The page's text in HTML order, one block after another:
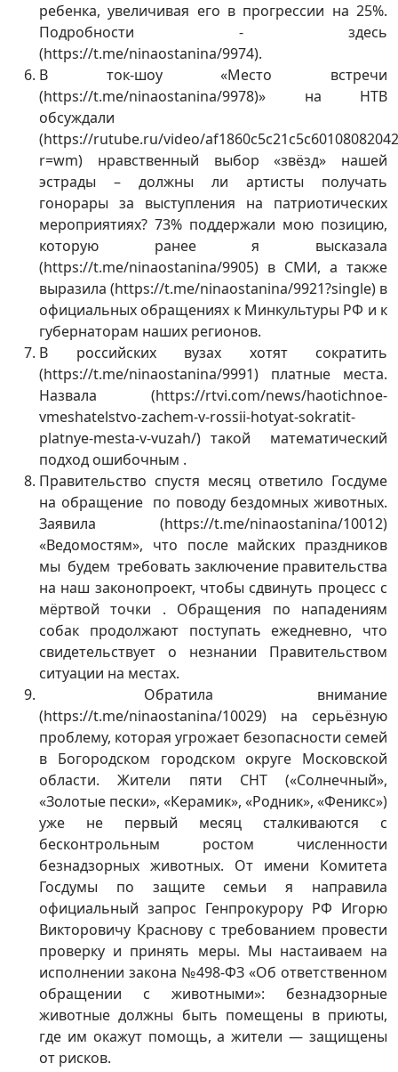
ребенка, увеличивая его в прогрессии на 25%.
Подробности - здесь
(https://t.me/ninaostanina/9974).
В ток-шоу «Место встречи
(https://t.me/ninaostanina/9978)» на НТВ
обсуждали
(https://rutube.ru/video/
r=wm) нравственный выбор «звёзд» нашей
эстрады – должны ли артисты получать
гонорары за выступления на патриотических
мероприятиях? 73% поддержали мою позицию,
которую ранее я высказала
(https://t.me/ninaostanina/9905) в СМИ, а также
выразила (https://t.me/ninaostanina/9921?single) в
официальных обращениях к Минкультуры РФ и к
губернаторам наших регионов.
В российских вузах хотят сократить
(https://t.me/ninaostanina/9991) платные места.
Назвала (https://rtvi.com/news/haotichnoe-
vmeshatelstvo-zachem-v-rossii-hotyat-sokratit-
platnye-mesta-v-vuzah/) такой математический
подход ошибочным .
Правительство спустя месяц ответило Госдуме
на обращение по поводу бездомных животных.
Заявила (https://t.me/ninaostanina/10012)
«Ведомостям», что после майских праздников
мы будем требовать заключение правительства
на наш законопроект, чтобы сдвинуть процесс с
мёртвой точки . Обращения по нападениям
собак продолжают поступать ежедневно, что
свидетельствует о незнании Правительством
ситуации на местах.
Обратила внимание
(https://t.me/ninaostanina/10029) на серьёзную
проблему, которая угрожает безопасности семей
в Богородском городском округе Московской
области. Жители пяти СНТ («Солнечный»,
«Золотые пески», «Керамик», «Родник», «Феникс»)
уже не первый месяц сталкиваются с
бесконтрольным ростом численности
безнадзорных животных. От имени Комитета
Госдумы по защите семьи я направила
официальный запрос Генпрокурору РФ Игорю
Викторовичу Краснову с требованием провести
проверку и принять меры. Мы настаиваем на
исполнении закона №498-ФЗ «Об ответственном
обращении с животными»: безнадзорные
животные должны быть помещены в приюты,
где им окажут помощь, а жители — защищены
от рисков.